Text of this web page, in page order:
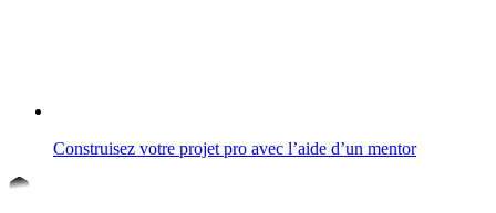
Construisez votre projet pro avec l’aide d’un mentor